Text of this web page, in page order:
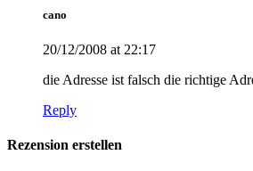
cano
20/12/2008 at 22:17
die Adresse ist falsch die richtige
Reply
Rezension erstellen